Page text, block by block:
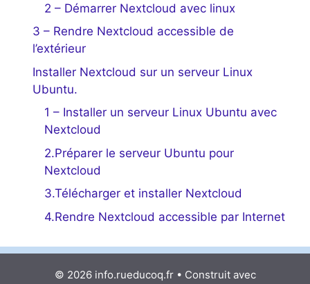
2 – Démarrer Nextcloud avec linux
3 – Rendre Nextcloud accessible de
l’extérieur
Installer Nextcloud sur un serveur Linux
Ubuntu.
1 – Installer un serveur Linux Ubuntu avec
Nextcloud
2.Préparer le serveur Ubuntu pour
Nextcloud
3.Télécharger et installer Nextcloud
4.Rendre Nextcloud accessible par Internet
© 2026 info.rueducoq.fr• Construit avec